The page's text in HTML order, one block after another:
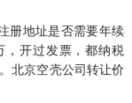
册地址是否需要年续
，开过发票，都纳税
北京空壳公司转让价